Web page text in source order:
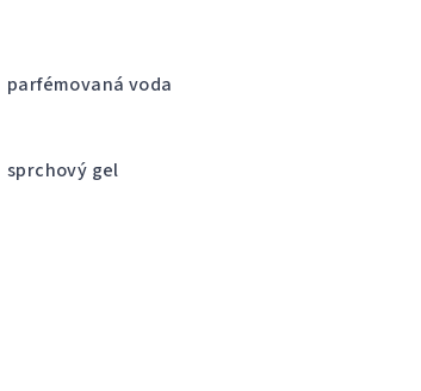
parfémovaná voda
sprchový gel